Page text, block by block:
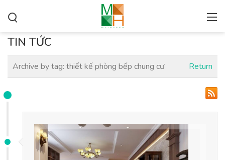
TIN TỨC
Archive by tag: thiết kế phòng bếp chung cư Return